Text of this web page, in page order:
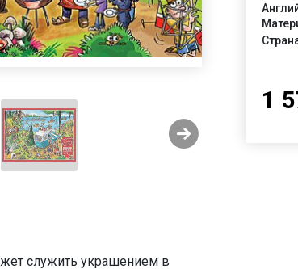
служить украшением в
1